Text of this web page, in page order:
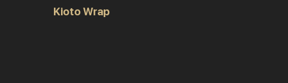
Kioto Wrap